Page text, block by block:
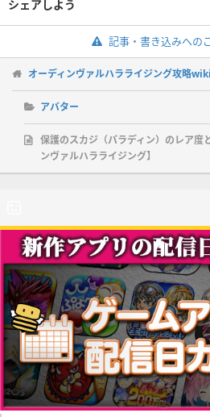
シェアしよう
記事・書き込みへの
オーディンヴァルハラライジング攻略wiki
アバター
保護のスカジ（パラディン）のレア度
ンヴァルハラライジング】